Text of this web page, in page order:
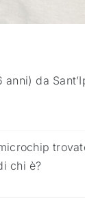
anni) da
chi è?